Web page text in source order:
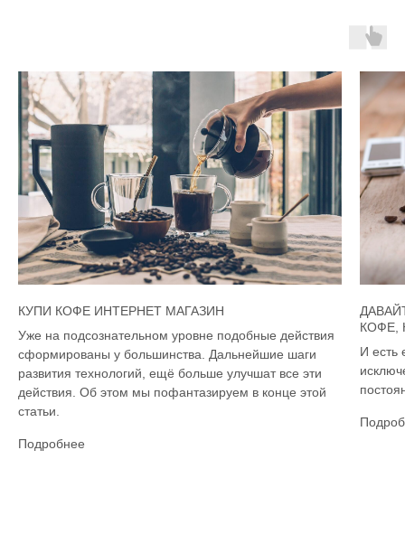
КУПИ КОФЕ ИНТЕРНЕТ МАГАЗИН
Уже на подсознательном уровне подобные действия
сформированы у большинства. Дальнейшие шаги
развития технологий, ещё больше улучшат все эти
действия. Об этом мы пофантазируем в конце этой
статьи.
Подробнее
КОФЕ,
И есть